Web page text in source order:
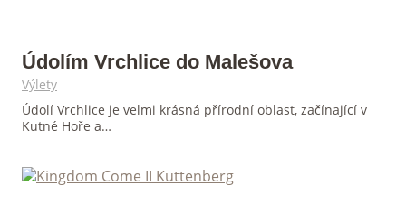
Údolím Vrchlice do Malešova
Výlety
Údolí Vrchlice je velmi krásná přírodní oblast, začínající v
Kutné Hoře a…